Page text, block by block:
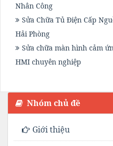
Nhân Công
Sửa Chữa Tủ Điện Cấp
Hải Phòng
Sửa chữa màn hình cảm
HMI chuyên nghiệp
Nhóm chủ đề
Giới thiệu